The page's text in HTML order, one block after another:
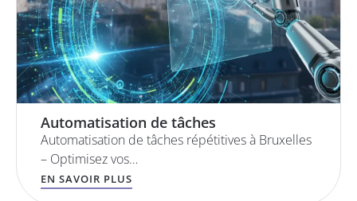
Automatisation de tâches
Automatisation de tâches répétitives à Bruxelles
– Optimisez vos…
EN SAVOIR PLUS